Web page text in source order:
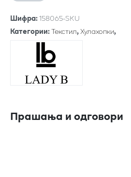
Шифра:158065-SKU
Категории:Текстил,Хулахопки,
Прашања и одговори